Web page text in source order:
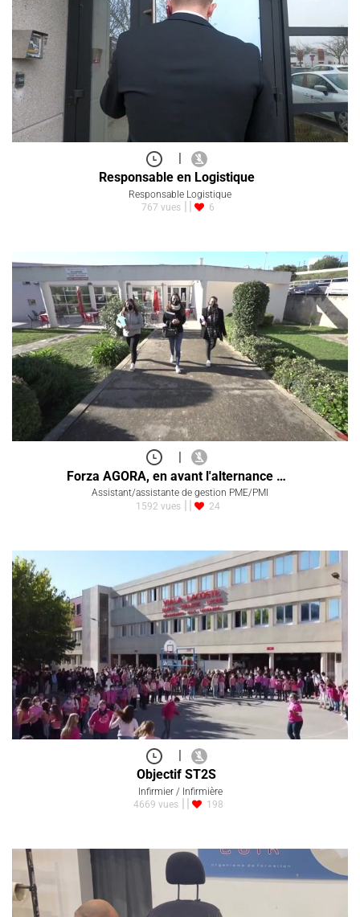
Responsable en Logistique
Responsable Logistique
767 vues
6
|
Forza AGORA, en avant l'alternance …
Assistant/assistante de gestion PME/PMI
1592 vues
24
|
Objectif ST2S
Infirmier / Infirmière
4669 vues
198